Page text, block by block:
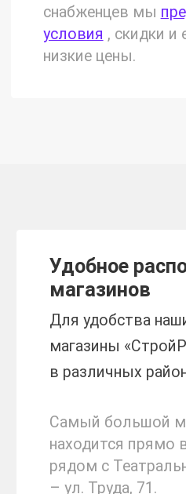
снабженцев мы
условия , скидки и
низкие цены.
Удобное
магазинов
Для удобства
магазины
в различных
Самый большой
находится прямо
рядом с
– ул. Труда, 71.